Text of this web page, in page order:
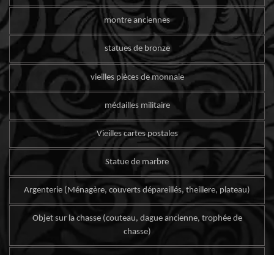
montre anciennes
statues de bronze
vieilles pièces de monnaie
médailles militaire
Vieilles cartes postales
Statue de marbre
Argenterie (Ménagère, couverts dépareillés, theillere, plateau)
Objet sur la chasse (couteau, dague ancienne, trophée de
chasse)